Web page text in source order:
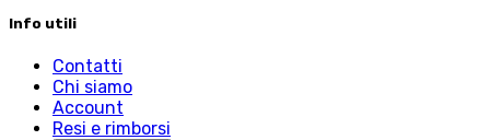
Info utili
Contatti
Chi siamo
Account
Resi e rimborsi